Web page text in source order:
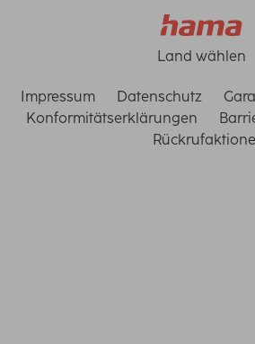
Land wählen
Impressum Datenschutz
Konformitätserklärungen